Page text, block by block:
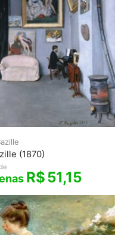
(1870)
R$51,15